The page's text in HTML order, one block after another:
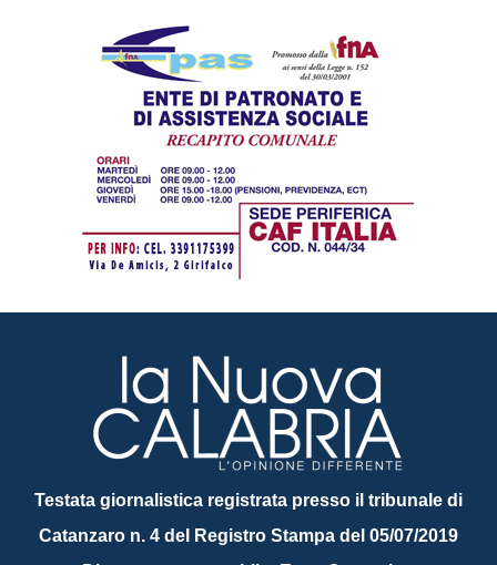
Testata giornalistica registrata presso il tribunale di
Catanzaro n. 4 del Registro Stampa del 05/07/2019